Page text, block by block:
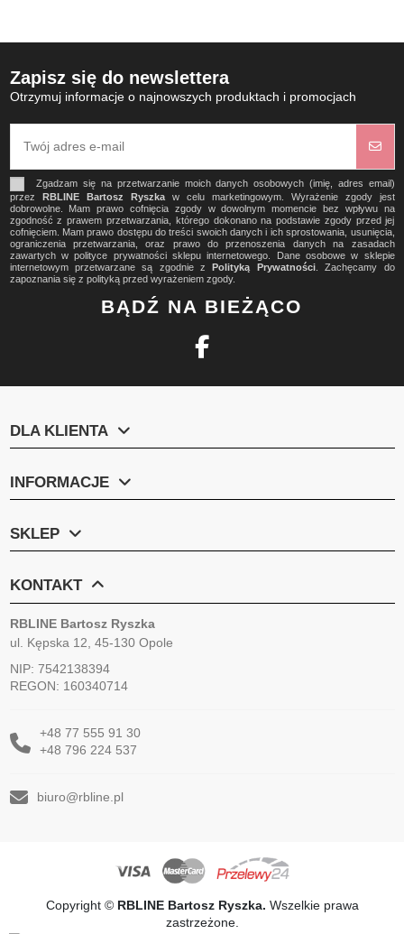
Zapisz się do newslettera
Otrzymuj informacje o najnowszych produktach i promocjach
Zgadzam się na przetwarzanie moich danych osobowych (imię, adres email)
przez RBLINE Bartosz Ryszkaw celu marketingowym. Wyrażenie zgody jest
dobrowolne. Mam prawo cofnięcia zgody w dowolnym momencie bez wpływu na
zgodność z prawem przetwarzania, którego dokonano na podstawie zgody przed jej
cofnięciem. Mam prawo dostępu do treści swoich danych i ich sprostowania, usunięcia,
ograniczenia przetwarzania, oraz prawo do przenoszenia danych na zasadach
zawartych w polityce prywatności sklepu internetowego. Dane osobowe w sklepie
internetowym przetwarzane są zgodnie zPolityką Prywatności. Zachęcamy do
zapoznania się z polityką przed wyrażeniem zgody.
BĄDŹ NA BIEŻĄCO
DLA KLIENTA
INFORMACJE
SKLEP
KONTAKT
RBLINE Bartosz Ryszka
ul. Kępska 12, 45-130 Opole
NIP: 7542138394
REGON: 160340714
+48 77 555 91 30
+48 796 224 537
biuro@rbline.pl
Copyright © RBLINE Bartosz Ryszka. Wszelkie prawa
zastrzeżone.